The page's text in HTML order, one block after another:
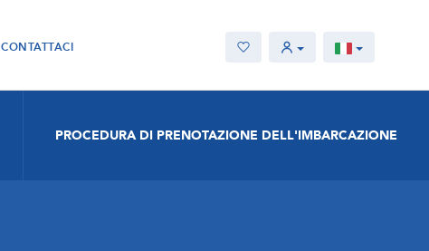
CONTATTACI
PROCEDURA DI PRENOTAZIONE DELL'IMBARCAZIONE